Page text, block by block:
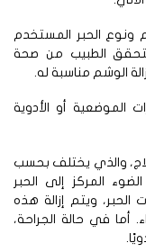
الحبر المستخدم
الطبيب من صحة
الوشم مناسبة له.
أو الأدوية
والذي يختلف بحسب
المركز إلى الحبر
ويتم إزالة هذه
في حالة الجراحة،